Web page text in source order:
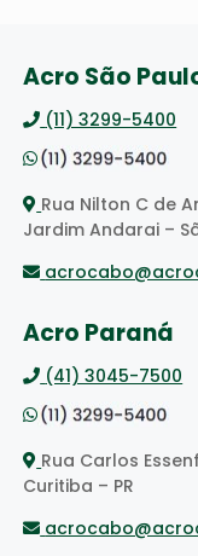
Acro São
(11) 3299-5400
Rua Nilton C de
Jardim Andarai –
Acro Paraná
(41) 3045-7500
Rua Carlos
Curitiba – PR